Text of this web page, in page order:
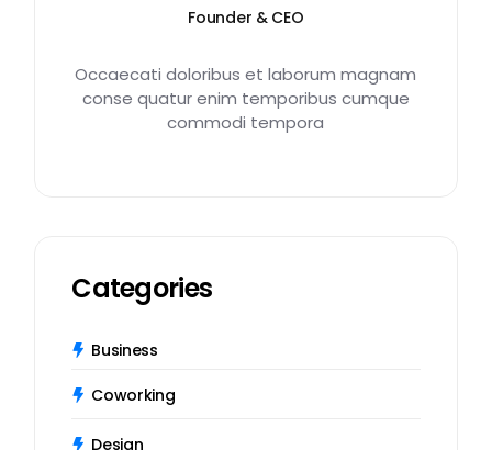
Founder & CEO
Occaecati doloribus et laborum magnam
conse quatur enim temporibus cumque
commodi tempora
Categories
Business
Coworking
Design